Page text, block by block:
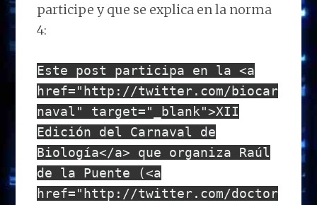
participe y que se explica en la norma
4:
Este post participa en la <a
href="http://twitter.com/biocar
naval" target="_blank">XII
Edición del Carnaval de
Biología</a> que organiza Raúl
de la Puente (<a
href="http://twitter.com/doctor